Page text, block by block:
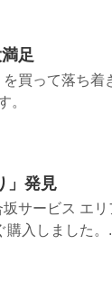
足
買って落ち
の楽しみ
」発見
サービス エ
購入しました。